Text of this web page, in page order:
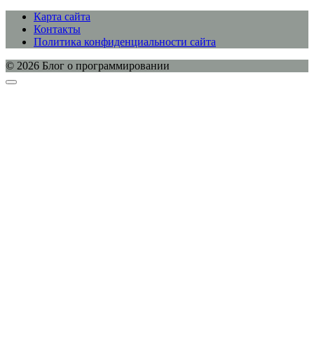
Карта сайта
Контакты
Политика конфиденциальности сайта
© 2026 Блог о программировании